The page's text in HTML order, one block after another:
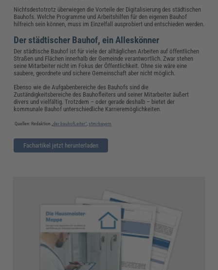
Nichtsdestotrotz überwiegen die Vorteile der Digitalisierung des städtischen
Bauhofs. Welche Programme und Arbeitshilfen für den eigenen Bauhof
hilfreich sein können, muss im Einzelfall ausprobiert und entschieden werden.
Der städtischer Bauhof, ein Alleskönner
Der städtische Bauhof ist für viele der alltäglichen Arbeiten auf öffentlichen
Straßen und Flächen innerhalb der Gemeinde verantwortlich. Zwar stehen
seine Mitarbeiter nicht im Fokus der Öffentlichkeit. Ohne sie wäre eine
saubere, geordnete und sichere Gemeinschaft aber nicht möglich.
Ebenso wie die Aufgabenbereiche des Bauhofs sind die
Zuständigkeitsbereiche des Bauhofleiters und seiner Mitarbeiter äußert
divers und vielfältig. Trotzdem – oder gerade deshalb – bietet der
kommunale Bauhof unterschiedliche Karrieremöglichkeiten.
Quellen: Redaktion „der bauhofLeiter“, stmi-bayern
Fachartikel jetzt herunterladen